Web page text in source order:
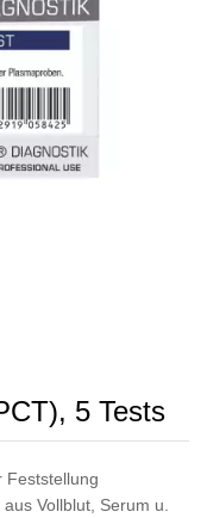
5 Tests
Feststellung
Vollblut, Serum u.